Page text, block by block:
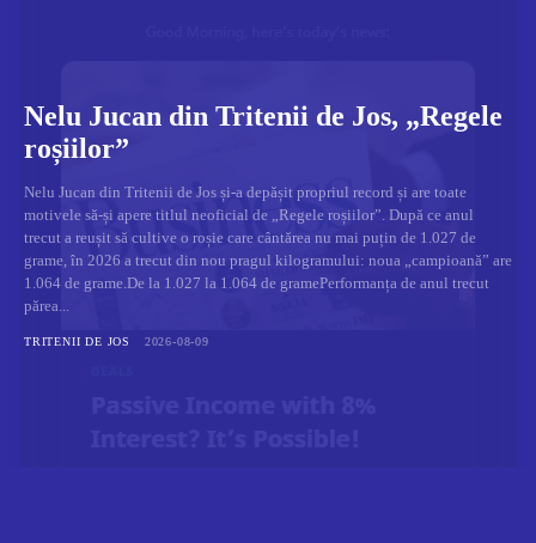
Nelu Jucan din Tritenii de Jos, „Regele
roșiilor”
Nelu Jucan din Tritenii de Jos și-a depășit propriul record și are toate
motivele să-și apere titlul neoficial de „Regele roșiilor”. După ce anul
trecut a reușit să cultive o roșie care cântărea nu mai puțin de 1.027 de
grame, în 2026 a trecut din nou pragul kilogramului: noua „campioană” are
1.064 de grame.De la 1.027 la 1.064 de gramePerformanța de anul trecut
părea...
TRITENII DE JOS 2026-08-09